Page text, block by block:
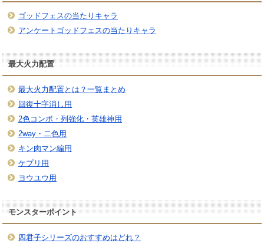
ゴッドフェスの当たりキャラ
アンケートゴッドフェスの当たりキャラ
最大火力配置
最大火力配置とは？一覧まとめ
回復十字消し用
2色コンボ・列強化・英雄神用
2way・二色用
キン肉マン編用
ケプリ用
ヨウユウ用
モンスターポイント
四君子シリーズのおすすめはどれ？